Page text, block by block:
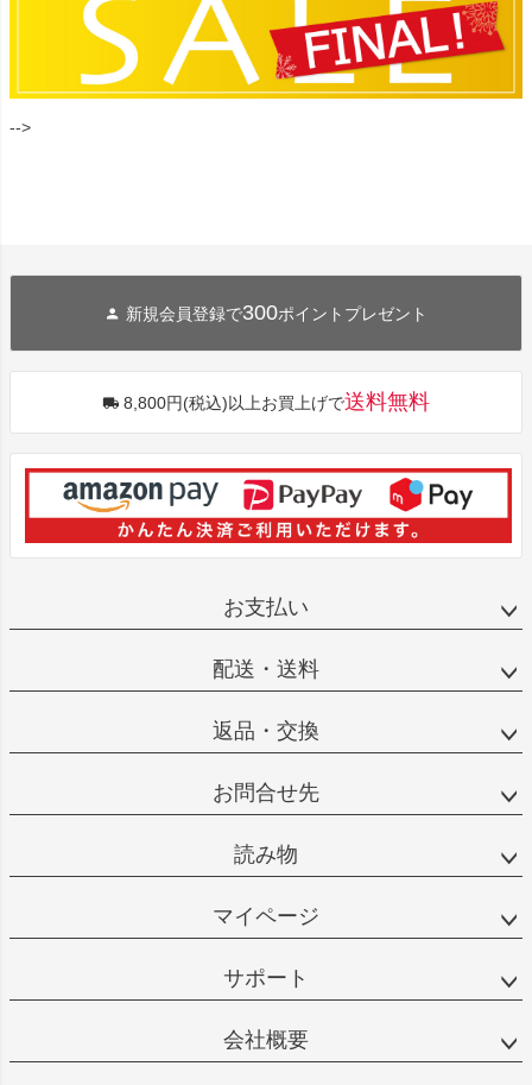
-->
新規会員登録で300ポイントプレゼント
8,800円(税込)以上お買上げで送料無料
お支払い
配送・送料
返品・交換
お問合せ先
読み物
マイページ
サポート
会社概要